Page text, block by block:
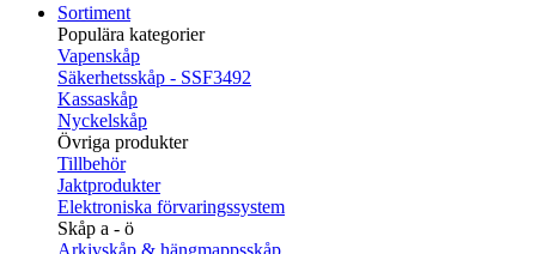
Sortiment
Populära kategorier
Vapenskåp
Säkerhetsskåp - SSF3492
Kassaskåp
Nyckelskåp
Övriga produkter
Tillbehör
Jaktprodukter
Elektroniska förvaringssystem
Skåp a - ö
Arkivskåp & hängmappsskåp